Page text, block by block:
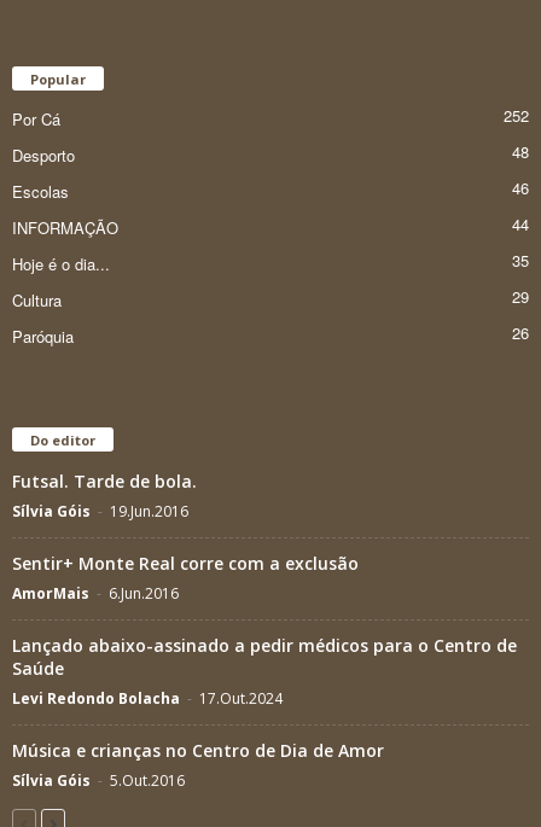
Popular
Por Cá
252
Desporto
48
Escolas
46
INFORMAÇÃO
44
Hoje é o dia...
35
Cultura
29
Paróquia
26
Do editor
Futsal. Tarde de bola.
Sílvia Góis - 19.Jun.2016
Sentir+ Monte Real corre com a exclusão
AmorMais - 6.Jun.2016
Lançado abaixo-assinado a pedir médicos para o Centro de
Saúde
Levi Redondo Bolacha - 17.Out.2024
Música e crianças no Centro de Dia de Amor
Sílvia Góis - 5.Out.2016